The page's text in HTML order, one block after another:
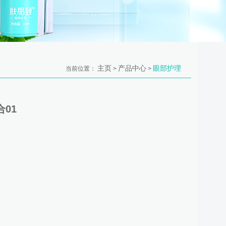
当前位置： 主页 > 产品中心 > 眼部护理
01